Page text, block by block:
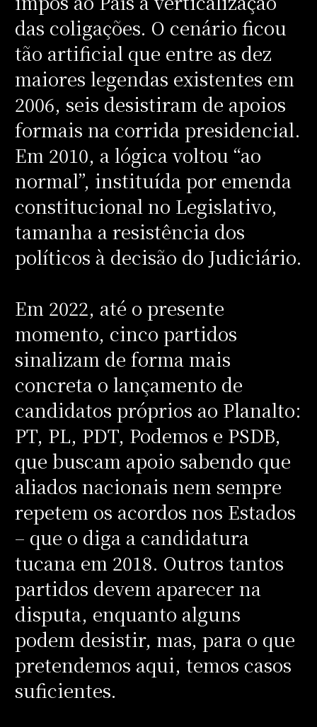
das coligações. O cenário ficou
tão artificial que entre as dez
maiores legendas existentes em
2006, seis desistiram de apoios
formais na corrida presidencial.
Em 2010, a lógica voltou “ao
normal”, instituída por emenda
constitucional no Legislativo,
tamanha a resistência dos
políticos à decisão do Judiciário.
Em 2022, até o presente
momento, cinco partidos
sinalizam de forma mais
concreta o lançamento de
candidatos próprios ao Planalto:
PT, PL, PDT, Podemos e PSDB,
que buscam apoio sabendo que
aliados nacionais nem sempre
repetem os acordos nos Estados
– que o diga a candidatura
tucana em 2018. Outros tantos
partidos devem aparecer na
disputa, enquanto alguns
podem desistir, mas, para o que
pretendemos aqui, temos casos
suficientes.